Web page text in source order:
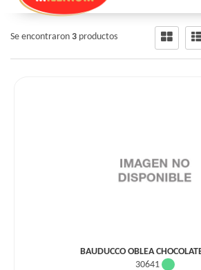
GOLOSINAS
GALLETAS OBLEAS
Se encontraron 3 productos
BAUDUCCO OBLEA
30641